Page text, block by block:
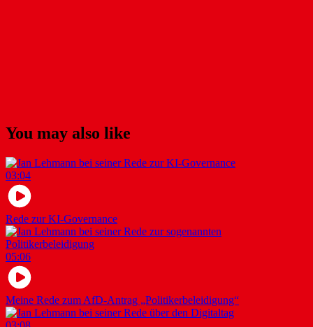
You may also like
03:04
Rede zur KI-Governance
05:06
Meine Rede zum AfD-Antrag „Politikerbeleidigung“